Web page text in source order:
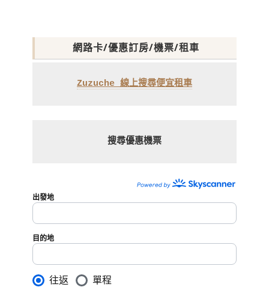
網路卡/優惠訂房/機票/租車
Zuzuche 線上搜尋便宜租車
搜尋優惠機票